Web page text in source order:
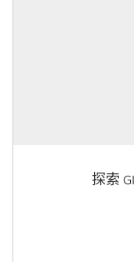
探索